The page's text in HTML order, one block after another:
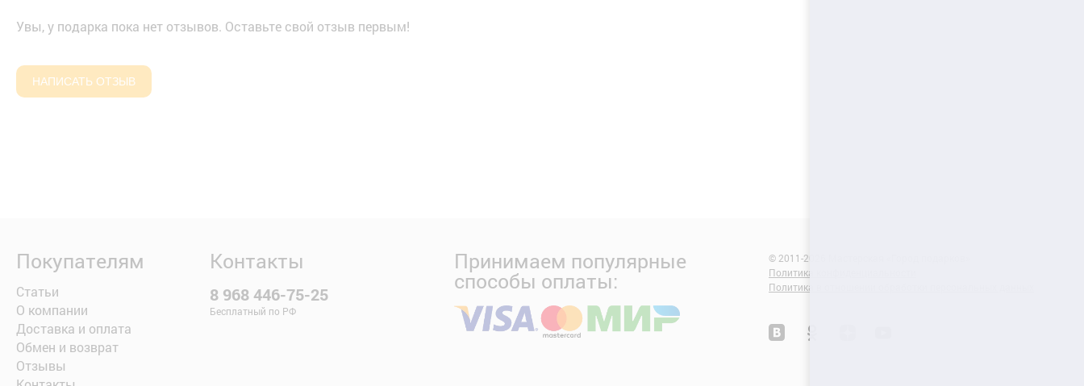
Увы, у подарка пока нет отзывов. Оставьте свой отзыв первым!
НАПИСАТЬ ОТЗЫВ
Покупателям
Статьи
О компании
Доставка и оплата
Обмен и возврат
Отзывы
Контакты
8 968 446-75-25
Бесплатный по РФ
Принимаем популярные
способы оплаты:
© 2011-2026 Мастерская «Город подарков»
Политика конфиденциальности
Политика в отношении обработки персональных данных